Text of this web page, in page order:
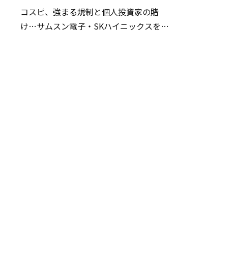
コスピ、強まる規制と個人投資家の賭
け…サムスン電子・SKハイニックスを巡